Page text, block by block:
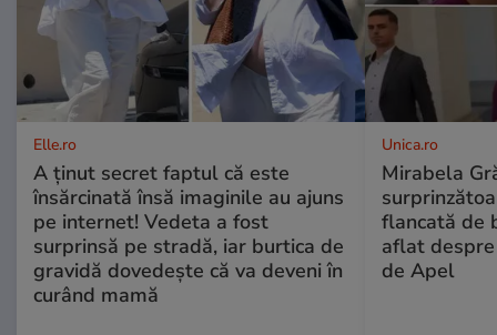
Elle.ro
A ținut secret faptul că este
însărcinată însă imaginile au ajuns
pe internet! Vedeta a fost
surprinsă pe stradă, iar burtica de
gravidă dovedește că va deveni în
curând mamă
Unica.ro
Mirabela
flancată de
aflat
de Apel